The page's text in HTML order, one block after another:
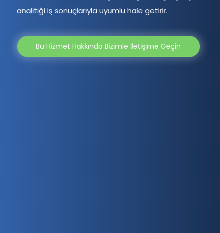
analitiği iş sonuçlarıyla uyumlu hale getirir.
Bu Hizmet Hakkında Bizimle İletişime Geçin